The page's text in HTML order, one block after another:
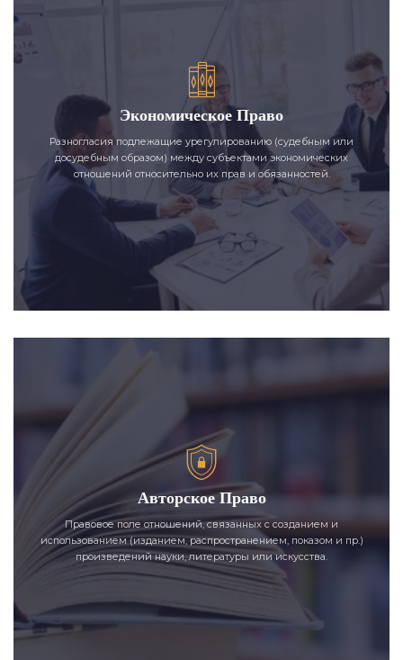
Экономическое Право
Разногласия подлежащие урегулированию (судебным или
досудебным образом) между субъектами экономических
отношений относительно их прав и обязанностей.
Авторское Право
Правовое поле отношений, связанных с созданием и
использованием (изданием, распространением, показом и пр.)
произведений науки, литературы или искусства.